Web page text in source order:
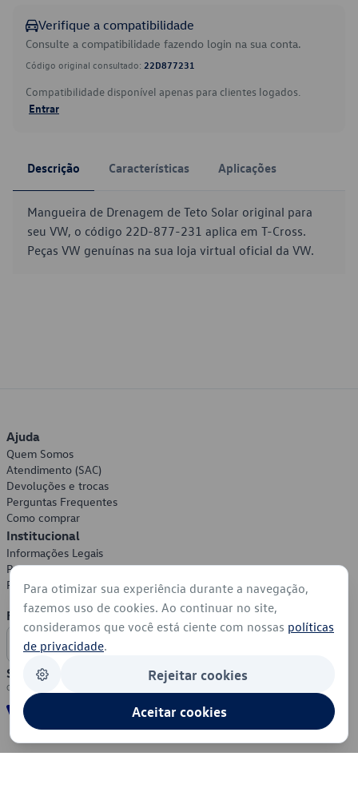
Verifique a compatibilidade
Consulte a compatibilidade fazendo login na sua conta.
Código original consultado: 22D877231
Compatibilidade disponível apenas para clientes logados.
Entrar
Descrição Características Aplicações
Mangueira de Drenagem de Teto Solar original para
seu VW, o código 22D-877-231 aplica em T-Cross.
Peças VW genuínas na sua loja virtual oficial da VW.
Ajuda
Quem Somos
Atendimento (SAC)
Devoluções e trocas
Perguntas Frequentes
Como comprar
Institucional
Informações Legais
Política de Privacidade
Política de Cookies
Formas de Pagamento
Segurança
Para otimizar sua experiência durante a navegação,
fazemos uso de cookies. Ao continuar no site,
consideramos que você está ciente com nossas políticas
de privacidade.
Rejeitar cookies
Aceitar cookies